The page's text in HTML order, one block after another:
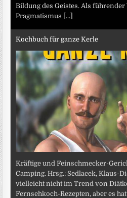
Bildung des Geistes. Als führender
Pragmatismus [...]
Kochbuch für ganze Kerle
Kräftige und Feinschmecker-
Camping. Hrsg.: Sedlacek, Klaus-
vielleicht nicht im Trend von
Fernsehkoch-Rezepten, aber es